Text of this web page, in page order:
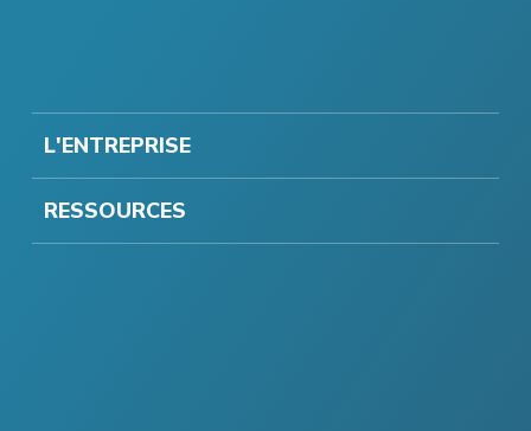
L'ENTREPRISE
RESSOURCES